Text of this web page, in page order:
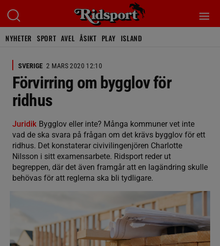
NYHETER SPORT AVEL ÅSIKT PLAY ISLAND
SVERIGE 2 MARS 2020 12:10
Förvirring om bygglov för
ridhus
Juridik Bygglov eller inte? Många kommuner vet inte
vad de ska svara på frågan om det krävs bygglov för ett
ridhus. Det konstaterar civivilingenjören Charlotte
Nilsson i sitt examensarbete. Ridsport reder ut
begreppen, där det även framgår att en lagändring skulle
behövas för att reglerna ska bli tydligare.